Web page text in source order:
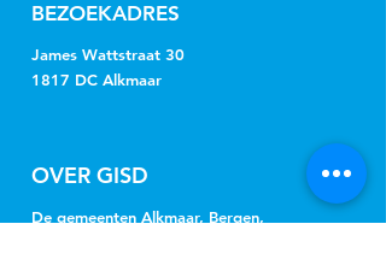
BEZOEKADRES
James Wattstraat 30
1817 DC Alkmaar
OVER GISD
De gemeenten Alkmaar, Bergen,